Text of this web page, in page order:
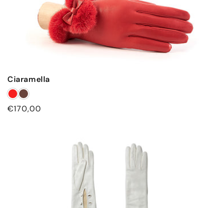
Ciaramella
Prezzo
€170,00